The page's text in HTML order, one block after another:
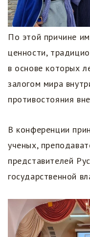
По этой причине
ценности,
в основе которых
залогом мира
противостояния
В конференции
ученых,
представителей
государственной